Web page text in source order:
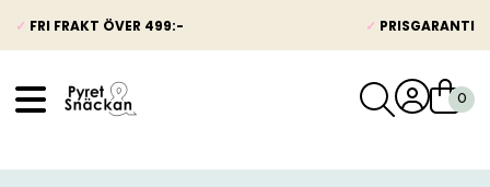
✓ FRI FRAKT ÖVER 499:- ✓ PRISGARANTI